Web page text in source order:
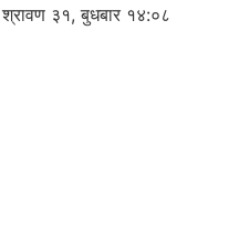
३१, बुधबार १४:०८